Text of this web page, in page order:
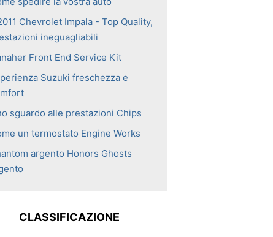
Chevrolet Impala - Top Quality,
ineguagliabili
Front End Service Kit
Suzuki freschezza e
sguardo alle prestazioni Chips
un termostato Engine Works
argento Honors Ghosts
CLASSIFICAZIONE